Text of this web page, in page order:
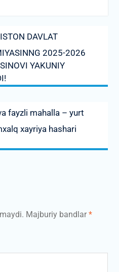
DAVLAT
2025-2026
YAKUNIY
fayzli mahalla – yurt
xayriya hashari
Majburiy bandlar*